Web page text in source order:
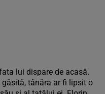
lui dispare de acasă.
tânăra ar fi lipsit o